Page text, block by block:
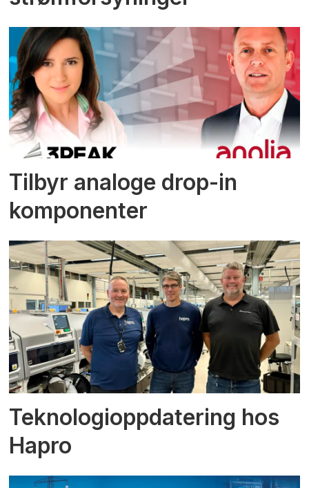
Tilbyr analoge drop-in
komponenter
Teknologioppdatering hos
Hapro